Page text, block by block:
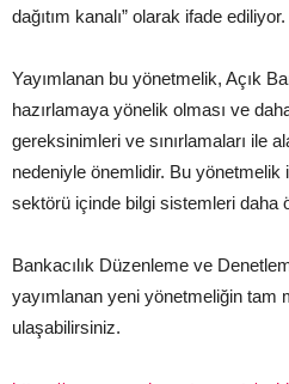
dağıtım kanalı” olarak ifade ediliyor.
Yayımlanan bu yönetmelik, Açık
hazırlamaya yönelik olması ve
gereksinimleri ve sınırlamaları ile
nedeniyle önemlidir. Bu yönetmelik
sektörü içinde bilgi sistemleri daha
Bankacılık Düzenleme ve
yayımlanan yeni yönetmeliğin tam
ulaşabilirsiniz.